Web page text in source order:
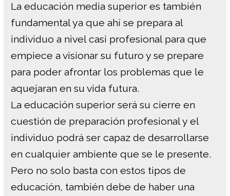
La educación media superior es también
fundamental ya que ahí se prepara al
individuo a nivel casi profesional para que
empiece a visionar su futuro y se prepare
para poder afrontar los problemas que le
aquejaran en su vida futura.
La educación superior será su cierre en
cuestión de preparación profesional y el
individuo podrá ser capaz de desarrollarse
en cualquier ambiente que se le presente.
Pero no solo basta con estos tipos de
educación, también debe de haber una